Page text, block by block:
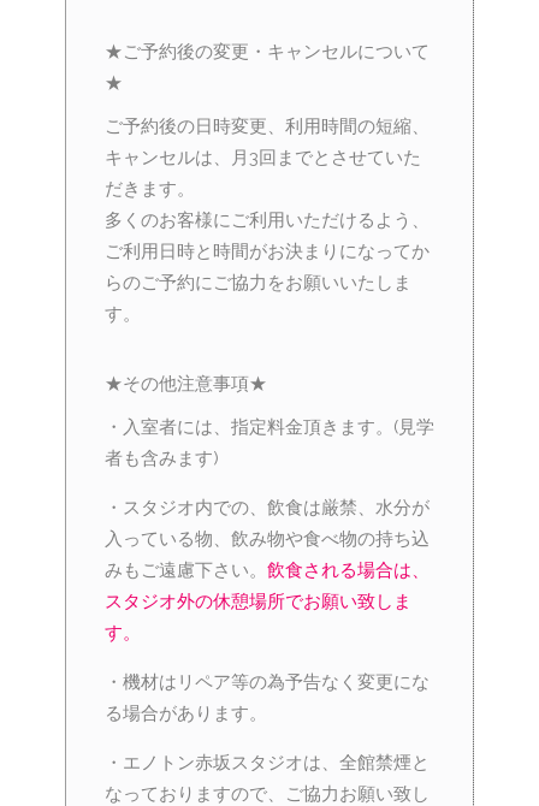
★ご予約後の変更・キャンセルについて
★
ご予約後の日時変更、利用時間の短縮、
キャンセルは、月3回までとさせていた
だきます。
多くのお客様にご利用いただけるよう、
ご利用日時と時間がお決まりになってか
らのご予約にご協力をお願いいたしま
す。
★その他注意事項★
・入室者には、指定料金頂きます。(見学
者も含みます)
・スタジオ内での、飲食は厳禁、水分が
入っている物、飲み物や食べ物の持ち込
みもご遠慮下さい。 飲食される場合は、
スタジオ外の休憩場所でお願い致しま
す。
・機材はリペア等の為予告なく変更にな
る場合があります。
・エノトン赤坂スタジオは、全館禁煙と
なっておりますので、ご協力お願い致し